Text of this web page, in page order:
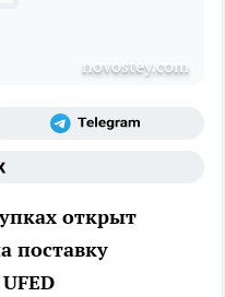
novostey.com
открыт
поставку